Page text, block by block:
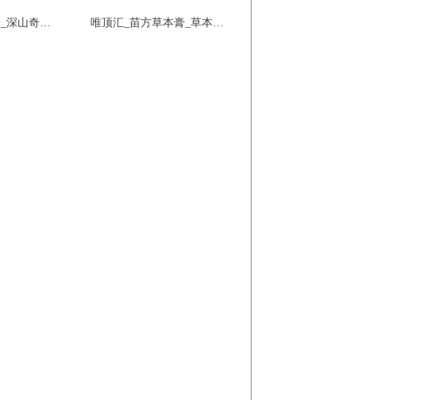
深山奇方抑菌乳膏_深山奇方透傦膏 唯顶汇_苗方草本膏_草本乳膏